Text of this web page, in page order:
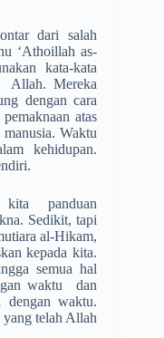
dari salah
‘Athoillah as-
kata-kata
Allah. Mereka
dengan cara
atas
Waktu
kehidupan.
panduan
Sedikit, tapi
al-Hikam,
kepada kita.
semua hal
waktu dan
dengan waktu.
telah Allah